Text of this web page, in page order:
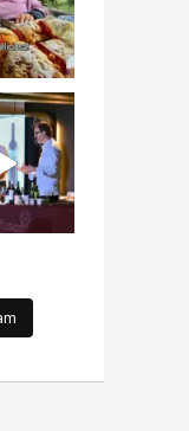
10
única
y...
0